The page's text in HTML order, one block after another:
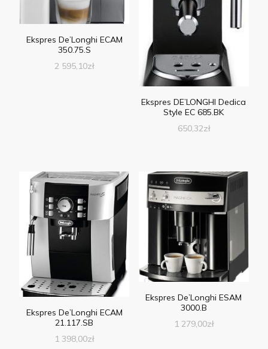
Ekspres De’Longhi ECAM
350.75.S
2 595,10zł
Ekspres DE’LONGHI Dedica
Style EC 685.BK
650,32zł
Ekspres De’Longhi ECAM
21.117.SB
1 398,00zł
Ekspres De’Longhi ESAM
3000.B
1 279,00zł